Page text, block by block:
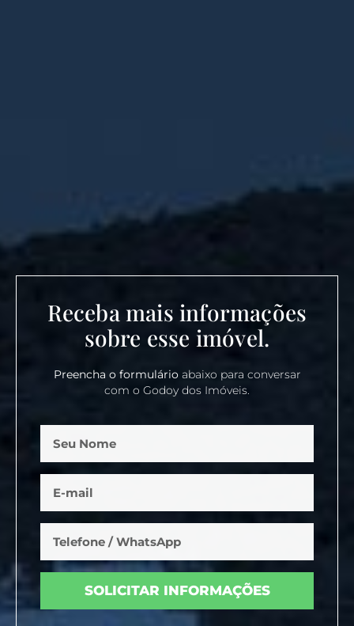
Receba mais informações
sobre esse imóvel.
Preencha o formulárioabaixo para conversar
com o Godoy dos Imóveis.
SOLICITAR INFORMAÇÕES